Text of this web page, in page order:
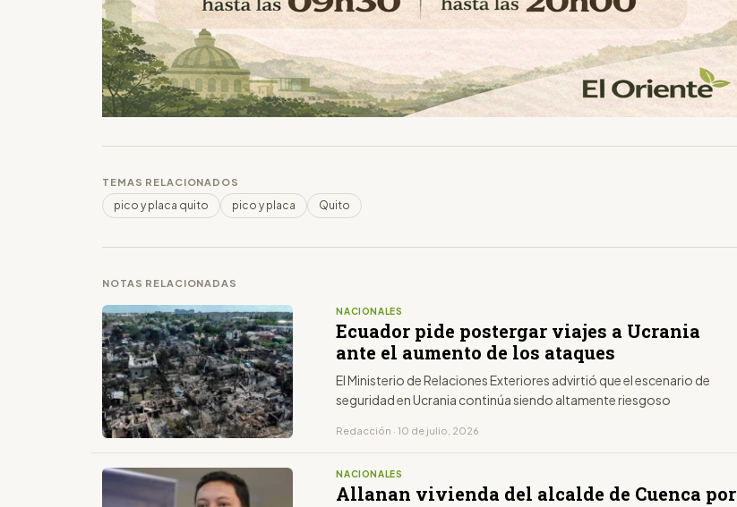
TEMAS RELACIONADOS
pico y placa quito pico y placa Quito
NOTAS RELACIONADAS
NACIONALES
Ecuador pide postergar viajes a Ucrania
ante el aumento de los ataques
El Ministerio de Relaciones Exteriores advirtió que el escenario de
seguridad en Ucrania continúa siendo altamente riesgoso
Redacción · 10 de julio, 2026
NACIONALES
Allanan vivienda del alcalde de Cuenca por